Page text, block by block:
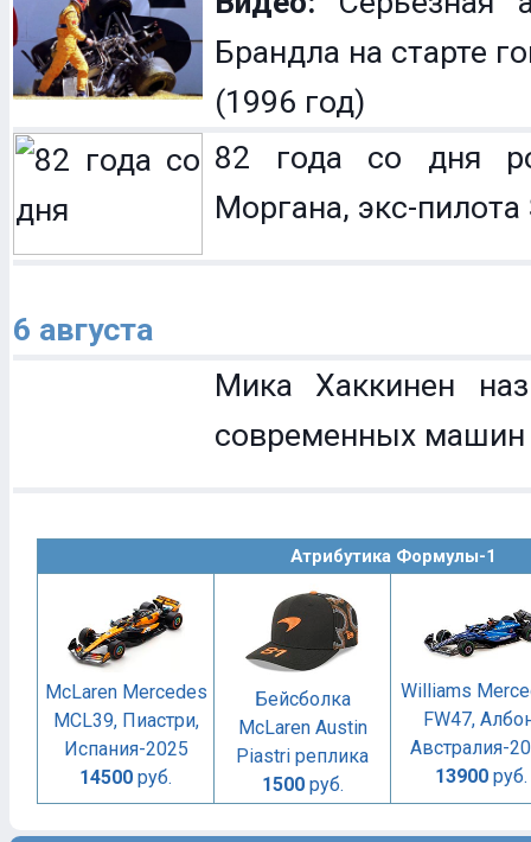
Брандла на старте
(1996 год)
82 года со дня
Моргана, экс-пилота
6 августа
Мика Хаккинен
современных
Атрибутика Формулы-1
McLaren Mercedes
MCL39, Пиастри,
Испания-2025
14500 руб.
Бейсболка
McLaren Austin
Piastri реплика
1500руб.
Williams
FW47,
Австралия-
13900руб.